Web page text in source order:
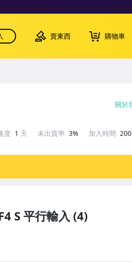
賣東西 購物車
S 平行輸入 (4)
關於
度 1 天 未出貨率 3% 加入時間